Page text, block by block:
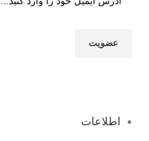
اطلاعات